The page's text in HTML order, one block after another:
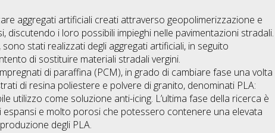
aggregati artificiali creati attraverso geopolimerizzazione e
i loro possibili impieghi nelle pavimentazioni stradali.
stati realizzati degli aggregati artificiali, in seguito
di sostituire materiali stradali vergini.
di paraffina (PCM), in grado di cambiare fase una volta
di resina poliestere e polvere di granito, denominati PLA:
utilizzo come soluzione anti-icing. L’ultima fase della ricerca è
e molto porosi che potessero contenere una elevata
degli PLA.